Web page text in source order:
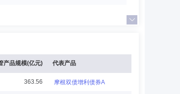
摩根基金管理有限公司)，历任行业专
混合型证券投资基金基金经理，自2013年
担任摩根中国优势证券投资基金基金经
产品规模(亿元) 代表产品
363.56 摩根双债增利债券A